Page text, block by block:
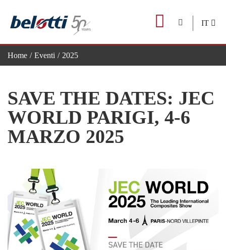
content
IT
Home Eventi 2025
SAVE THE DATES: JEC
WORLD PARIGI, 4-6
MARZO 2025